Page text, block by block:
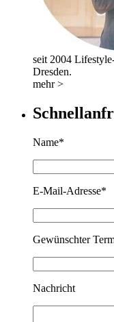
seit 2004
Dresden.
mehr >
Name*
E-Mail-Adresse*
Gewünschter
Nachricht